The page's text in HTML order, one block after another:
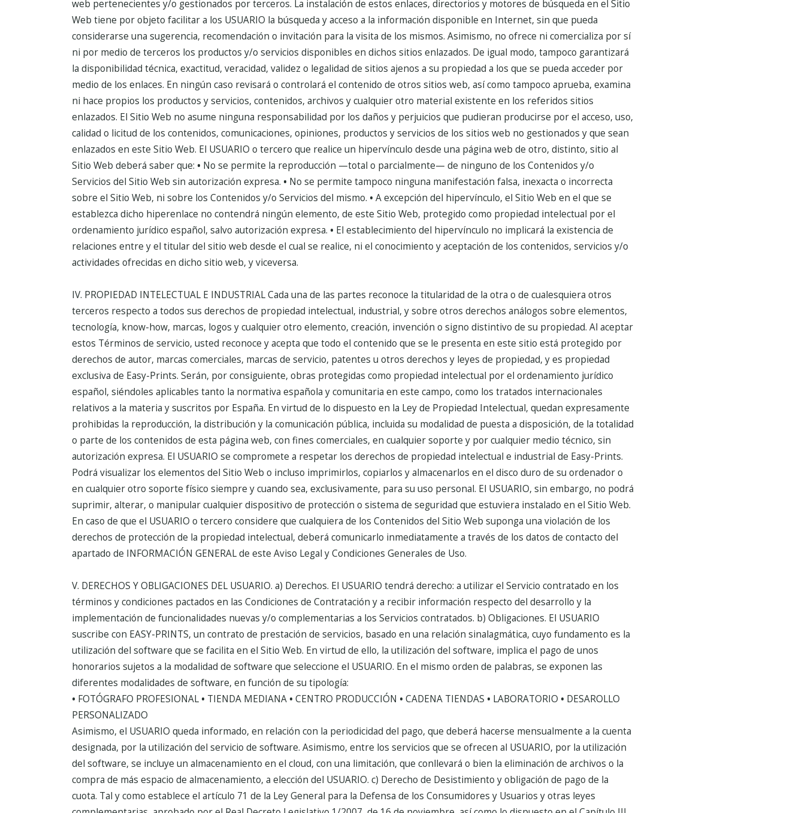
web pertenecientes y/o gestionados por terceros. La instalación de estos enlaces, directorios y motores de búsqueda en el Sitio
Web tiene por objeto facilitar a los USUARIO la búsqueda y acceso a la información disponible en Internet, sin que pueda
considerarse una sugerencia, recomendación o invitación para la visita de los mismos. Asimismo, no ofrece ni comercializa por sí
ni por medio de terceros los productos y/o servicios disponibles en dichos sitios enlazados. De igual modo, tampoco garantizará
la disponibilidad técnica, exactitud, veracidad, validez o legalidad de sitios ajenos a su propiedad a los que se pueda acceder por
medio de los enlaces. En ningún caso revisará o controlará el contenido de otros sitios web, así como tampoco aprueba, examina
ni hace propios los productos y servicios, contenidos, archivos y cualquier otro material existente en los referidos sitios
enlazados. El Sitio Web no asume ninguna responsabilidad por los daños y perjuicios que pudieran producirse por el acceso, uso,
calidad o licitud de los contenidos, comunicaciones, opiniones, productos y servicios de los sitios web no gestionados y que sean
enlazados en este Sitio Web. El USUARIO o tercero que realice un hipervínculo desde una página web de otro, distinto, sitio al
Sitio Web deberá saber que: • No se permite la reproducción —total o parcialmente— de ninguno de los Contenidos y/o
Servicios del Sitio Web sin autorización expresa. • No se permite tampoco ninguna manifestación falsa, inexacta o incorrecta
sobre el Sitio Web, ni sobre los Contenidos y/o Servicios del mismo. • A excepción del hipervínculo, el Sitio Web en el que se
establezca dicho hiperenlace no contendrá ningún elemento, de este Sitio Web, protegido como propiedad intelectual por el
ordenamiento jurídico español, salvo autorización expresa. • El establecimiento del hipervínculo no implicará la existencia de
relaciones entre y el titular del sitio web desde el cual se realice, ni el conocimiento y aceptación de los contenidos, servicios y/o
actividades ofrecidas en dicho sitio web, y viceversa.
IV. PROPIEDAD INTELECTUAL E INDUSTRIALCada una de las partes reconoce la titularidad de la otra o de cualesquiera otros
terceros respecto a todos sus derechos de propiedad intelectual, industrial, y sobre otros derechos análogos sobre elementos,
tecnología, know-how, marcas, logos y cualquier otro elemento, creación, invención o signo distintivo de su propiedad. Al aceptar
estos Términos de servicio, usted reconoce y acepta que todo el contenido que se le presenta en este sitio está protegido por
derechos de autor, marcas comerciales, marcas de servicio, patentes u otros derechos y leyes de propiedad, y es propiedad
exclusiva de Easy-Prints. Serán, por consiguiente, obras protegidas como propiedad intelectual por el ordenamiento jurídico
español, siéndoles aplicables tanto la normativa española y comunitaria en este campo, como los tratados internacionales
relativos a la materia y suscritos por España. En virtud de lo dispuesto en la Ley de Propiedad Intelectual, quedan expresamente
prohibidas la reproducción, la distribución y la comunicación pública, incluida su modalidad de puesta a disposición, de la totalidad
o parte de los contenidos de esta página web, con fines comerciales, en cualquier soporte y por cualquier medio técnico, sin
autorización expresa. El USUARIO se compromete a respetar los derechos de propiedad intelectual e industrial de Easy-Prints.
Podrá visualizar los elementos del Sitio Web o incluso imprimirlos, copiarlos y almacenarlos en el disco duro de su ordenador o
en cualquier otro soporte físico siempre y cuando sea, exclusivamente, para su uso personal. El USUARIO, sin embargo, no podrá
suprimir, alterar, o manipular cualquier dispositivo de protección o sistema de seguridad que estuviera instalado en el Sitio Web.
En caso de que el USUARIO o tercero considere que cualquiera de los Contenidos del Sitio Web suponga una violación de los
derechos de protección de la propiedad intelectual, deberá comunicarlo inmediatamente a través de los datos de contacto del
apartado de INFORMACIÓN GENERAL de este Aviso Legal y Condiciones Generales de Uso.
V. DERECHOS Y OBLIGACIONES DEL USUARIO. a) Derechos. El USUARIO tendrá derecho: a utilizar el Servicio contratado en los
términos y condiciones pactados en las Condiciones de Contratación y a recibir información respecto del desarrollo y la
implementación de funcionalidades nuevas y/o complementarias a los Servicios contratados. b) Obligaciones. El USUARIO
suscribe con EASY-PRINTS, un contrato de prestación de servicios, basado en una relación sinalagmática, cuyo fundamento es la
utilización del software que se facilita en el Sitio Web. En virtud de ello, la utilización del software, implica el pago de unos
honorarios sujetos a la modalidad de software que seleccione el USUARIO. En el mismo orden de palabras, se exponen las
diferentes modalidades de software, en función de su tipología:
• FOTÓGRAFO PROFESIONAL • TIENDA MEDIANA • CENTRO PRODUCCIÓN • CADENA TIENDAS • LABORATORIO • DESAROLLO
PERSONALIZADO
Asimismo, el USUARIO queda informado, en relación con la periodicidad del pago, que deberá hacerse mensualmente a la cuenta
designada, por la utilización del servicio de software. Asimismo, entre los servicios que se ofrecen al USUARIO, por la utilización
del software, se incluye un almacenamiento en el cloud, con una limitación, que conllevará o bien la eliminación de archivos o la
compra de más espacio de almacenamiento, a elección del USUARIO. c) Derecho de Desistimiento y obligación de pago de la
cuota. Tal y como establece el artículo 71 de la Ley General para la Defensa de los Consumidores y Usuarios y otras leyes